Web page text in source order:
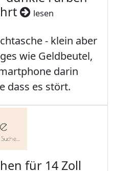
lesen
- klein aber
wie Geldbeutel,
darin
dass es stört.
für 14 Zoll